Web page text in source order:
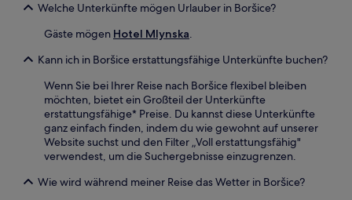
Welche Unterkünfte mögen Urlauber in Boršice?
Gäste mögen Hotel Mlynska.
Kann ich in Boršice erstattungsfähige Unterkünfte buchen?
Wenn Sie bei Ihrer Reise nach Boršice flexibel bleiben
möchten, bietet ein Großteil der Unterkünfte
erstattungsfähige* Preise. Du kannst diese Unterkünfte
ganz einfach finden, indem du wie gewohnt auf unserer
Website suchst und den Filter „Voll erstattungsfähig"
verwendest, um die Suchergebnisse einzugrenzen.
Wie wird während meiner Reise das Wetter in Boršice?